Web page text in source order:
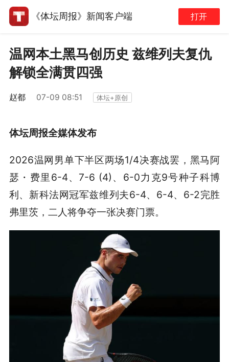
《体坛周报》新闻客户端 打开
温网本土黑马创历史 兹维列夫复仇
解锁全满贯四强
赵都 07-09 08:51 体坛+原创
体坛周报全媒体发布
2026温网男单下半区两场1/4决赛战罢，黑马阿
瑟・费里6-4、7-6 (4)、6-0力克9号种子科博
利、新科法网冠军兹维列夫6-4、6-4、6-2完胜
弗里茨，二人将争夺一张决赛门票。